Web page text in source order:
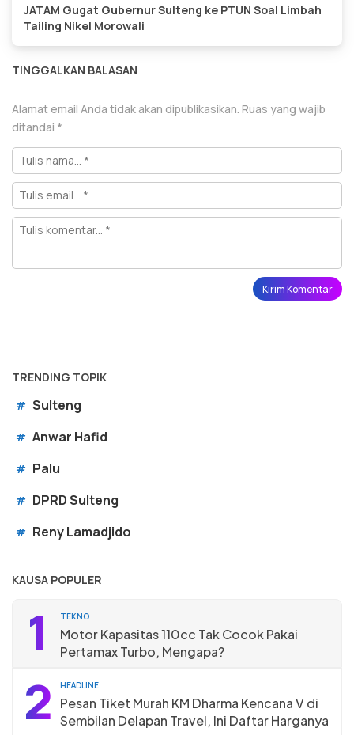
JATAM Gugat Gubernur Sulteng ke PTUN Soal Limbah
Tailing Nikel Morowali
TINGGALKAN BALASAN
Alamat email Anda tidak akan dipublikasikan. Ruas yang wajib
ditandai *
TRENDING TOPIK
# Sulteng
# Anwar Hafid
# Palu
# DPRD Sulteng
# Reny Lamadjido
KAUSA POPULER
1 TEKNO
Motor Kapasitas 110cc Tak Cocok Pakai
Pertamax Turbo, Mengapa?
2 HEADLINE
Pesan Tiket Murah KM Dharma Kencana V di
Sembilan Delapan Travel, Ini Daftar Harganya